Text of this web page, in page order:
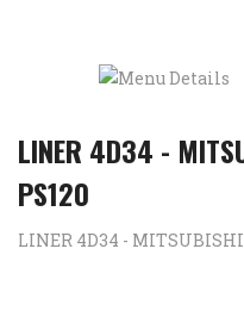
LINER 4D34 -
PS120
LINER 4D34 - MITSUBISHI